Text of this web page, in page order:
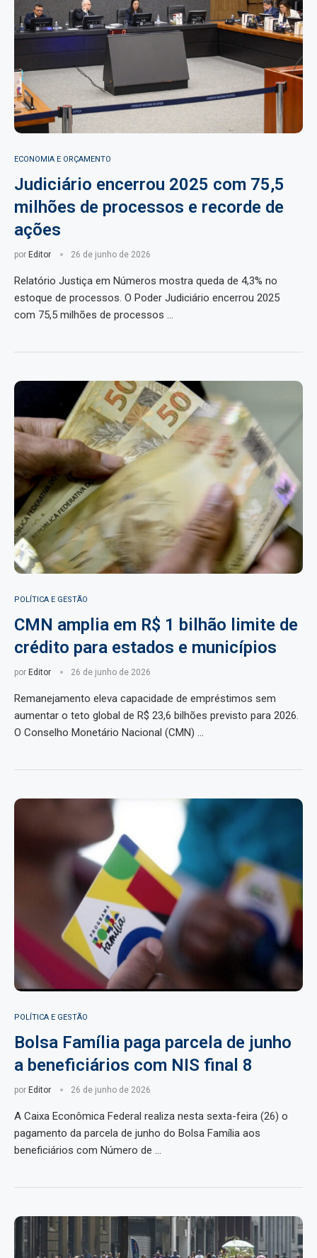
ECONOMIA E ORÇAMENTO
Judiciário encerrou 2025 com 75,5
milhões de processos e recorde de
ações
por Editor 26 de junho de 2026
Relatório Justiça em Números mostra queda de 4,3% no
estoque de processos. O Poder Judiciário encerrou 2025
com 75,5 milhões de processos …
POLÍTICA E GESTÃO
CMN amplia em R$ 1 bilhão limite de
crédito para estados e municípios
por Editor 26 de junho de 2026
Remanejamento eleva capacidade de empréstimos sem
aumentar o teto global de R$ 23,6 bilhões previsto para 2026.
O Conselho Monetário Nacional (CMN) …
POLÍTICA E GESTÃO
Bolsa Família paga parcela de junho
a beneficiários com NIS final 8
por Editor 26 de junho de 2026
A Caixa Econômica Federal realiza nesta sexta-feira (26) o
pagamento da parcela de junho do Bolsa Família aos
beneficiários com Número de …